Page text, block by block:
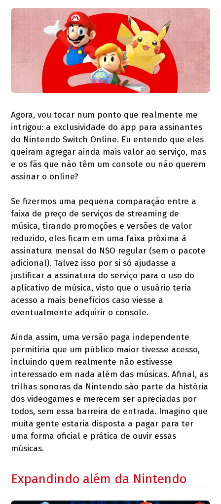
Agora, vou tocar num ponto que realmente me
intrigou: a exclusividade do app para assinantes
do Nintendo Switch Online. Eu entendo que eles
queiram agregar ainda mais valor ao serviço, mas
e os fãs que não têm um console ou não querem
assinar o online?
Se fizermos uma pequena comparação entre a
faixa de preço de serviços de streaming de
música, tirando promoções e versões de valor
reduzido, eles ficam em uma faixa próxima à
assinatura mensal do NSO regular (sem o pacote
adicional). Talvez isso por si só ajudasse a
justificar a assinatura do serviço para o uso do
aplicativo de música, visto que o usuário teria
acesso a mais benefícios caso viesse a
eventualmente adquirir o console.
Ainda assim, uma versão paga independente
permitiria que um público maior tivesse acesso,
incluindo quem realmente não estivesse
interessado em nada além das músicas. Afinal, as
trilhas sonoras da Nintendo são parte da história
dos videogames e merecem ser apreciadas por
todos, sem essa barreira de entrada. Imagino que
muita gente estaria disposta a pagar para ter
uma forma oficial e prática de ouvir essas
músicas.
Expandindo além da Nintendo